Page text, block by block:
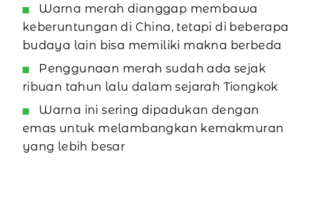
Warna merah dianggap membawa
keberuntungan di China, tetapi di beberapa
budaya lain bisa memiliki makna berbeda
Penggunaan merah sudah ada sejak
ribuan tahun lalu dalam sejarah Tiongkok
Warna ini sering dipadukan dengan
emas untuk melambangkan kemakmuran
yang lebih besar